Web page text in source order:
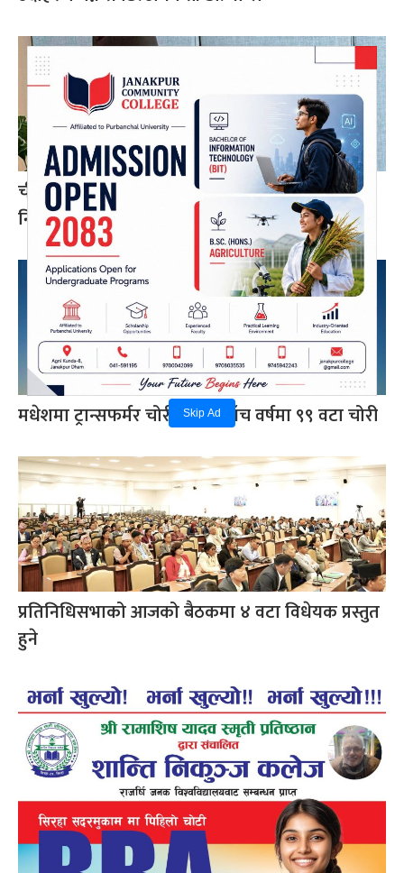
Skip Ad
चीन–दक्षिण एसिया सहकार्यमा नेपालले पुलको भूमिका
निर्वाह गर्न सक्छ: परराष्ट्रमन्त्री खनाल
मधेशमा ट्रान्सफर्मर चोरी बढ्दो, पाँच वर्षमा ९९ वटा चोरी
प्रतिनिधिसभाको आजको बैठकमा ४ वटा विधेयक प्रस्तुत
हुने